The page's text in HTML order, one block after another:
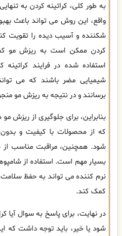
به طور کلی، کراتینه کردن به
واقع، این روش می تواند باعث
شکننده و آسیب دیده را تقویت
کردن ممکن است به ریزش مو
استفاده شده در فرایند
شیمیایی مضر باشند که می
برسانند و در نتیجه به ریزش مو
بنابراین، برای جلوگیری از ریزش
که از محصولات با کیفیت و
شود. همچنین، مراقبت مناسب از
بسیار مهم است. استفاده از
نرم کننده می تواند به حفظ سلامت
کمک کند.
در نهایت، برای پاسخ به سوال آیا
شود یا خیر، باید توجه داشت که